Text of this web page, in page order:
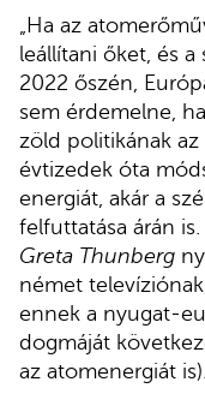
„Ha az
leállítani őket, és a
2022 őszén,
sem érdemelne,
zöld politikának
évtizedek óta
energiát, akár a
felfuttatása árán
Greta Thunberg
német
ennek a nyugat-
dogmáját
az atomenergiát is).